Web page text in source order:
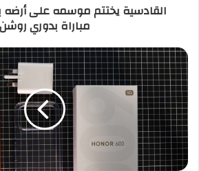
مباراة بدوري روشن